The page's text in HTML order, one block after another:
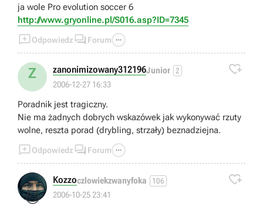
ja wole Pro evolution soccer 6
http://www.gryonline.pl/S016.asp?ID=7345
Odpowiedz  Forum 
Z zanonimizowany312196Junior 2
2006-12-27 16:33

Poradnik jest tragiczny.
Nie ma żadnych dobrych wskazówek jak wykonywać rzuty
wolne, reszta porad (drybling, strzały) beznadziejna.
Odpowiedz  Forum 
😈
Kozzoczlowiekzwanyfoka 106
2006-10-25 23:41
